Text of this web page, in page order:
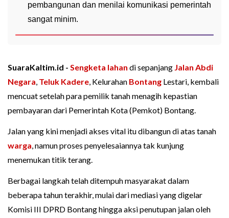
pembangunan dan menilai komunikasi pemerintah
sangat minim.
SuaraKaltim.id - Sengketa lahan di sepanjang Jalan Abdi
Negara, Teluk Kadere, Kelurahan Bontang Lestari, kembali
mencuat setelah para pemilik tanah menagih kepastian
pembayaran dari Pemerintah Kota (Pemkot) Bontang.
Jalan yang kini menjadi akses vital itu dibangun di atas tanah
warga, namun proses penyelesaiannya tak kunjung
menemukan titik terang.
Berbagai langkah telah ditempuh masyarakat dalam
beberapa tahun terakhir, mulai dari mediasi yang digelar
Komisi III DPRD Bontang hingga aksi penutupan jalan oleh